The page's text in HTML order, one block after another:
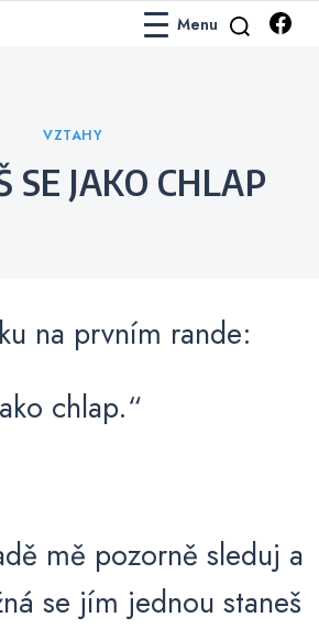
Menu
Categories
VZTAHY
SE JAKO CHLAP
na prvním rande:
chlap.“
mě pozorně sleduj a
se jím jednou staneš